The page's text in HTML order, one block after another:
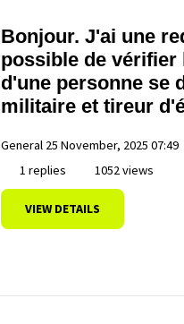
Bonjour. J'ai une
possible de vérifier
d'une personne se
militaire et tireur
General 25 November, 2025 07:49
1 replies
1052 views
VIEW DETAILS